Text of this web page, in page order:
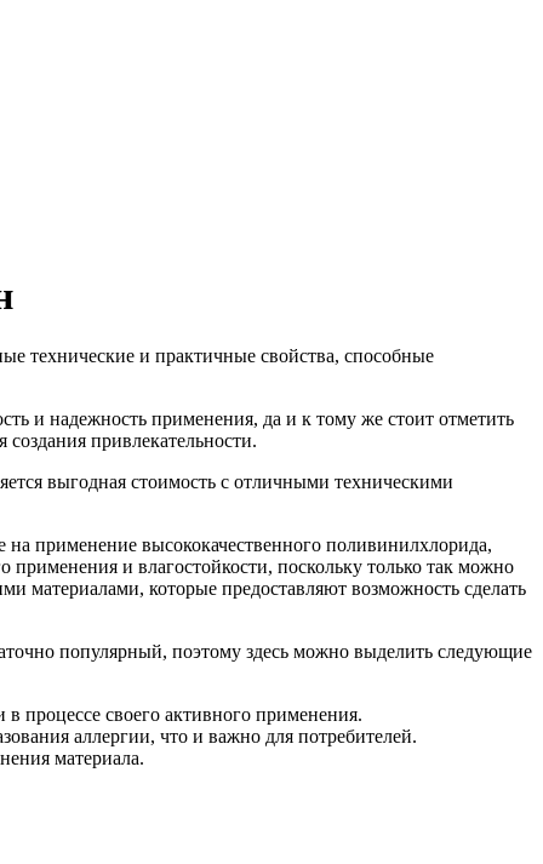
технические и практичные свойства, способные
и надежность применения, да и к тому же стоит отметить
создания привлекательности.
выгодная стоимость с отличными техническими
применение высококачественного поливинилхлорида,
применения и влагостойкости, поскольку только так можно
материалами, которые предоставляют возможность сделать
популярный, поэтому здесь можно выделить следующие
процессе своего активного применения.
аллергии, что и важно для потребителей.
материала.